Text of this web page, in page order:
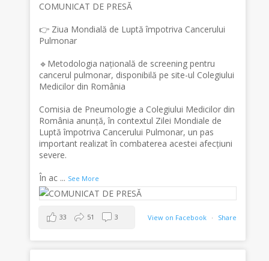
COMUNICAT DE PRESĂ
👉 Ziua Mondială de Luptă împotriva Cancerului
Pulmonar
🔹Metodologia națională de screening pentru
cancerul pulmonar, disponibilă pe site-ul Colegiului
Medicilor din România
Comisia de Pneumologie a Colegiului Medicilor din
România anunță, în contextul Zilei Mondiale de
Luptă împotriva Cancerului Pulmonar, un pas
important realizat în combaterea acestei afecțiuni
severe.
În ac ... See More
View on Facebook · Share
33 51 3